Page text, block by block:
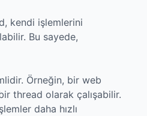
kendi işlemlerini
Bu sayede,
Örneğin, bir web
thread olarak çalışabilir.
daha hızlı